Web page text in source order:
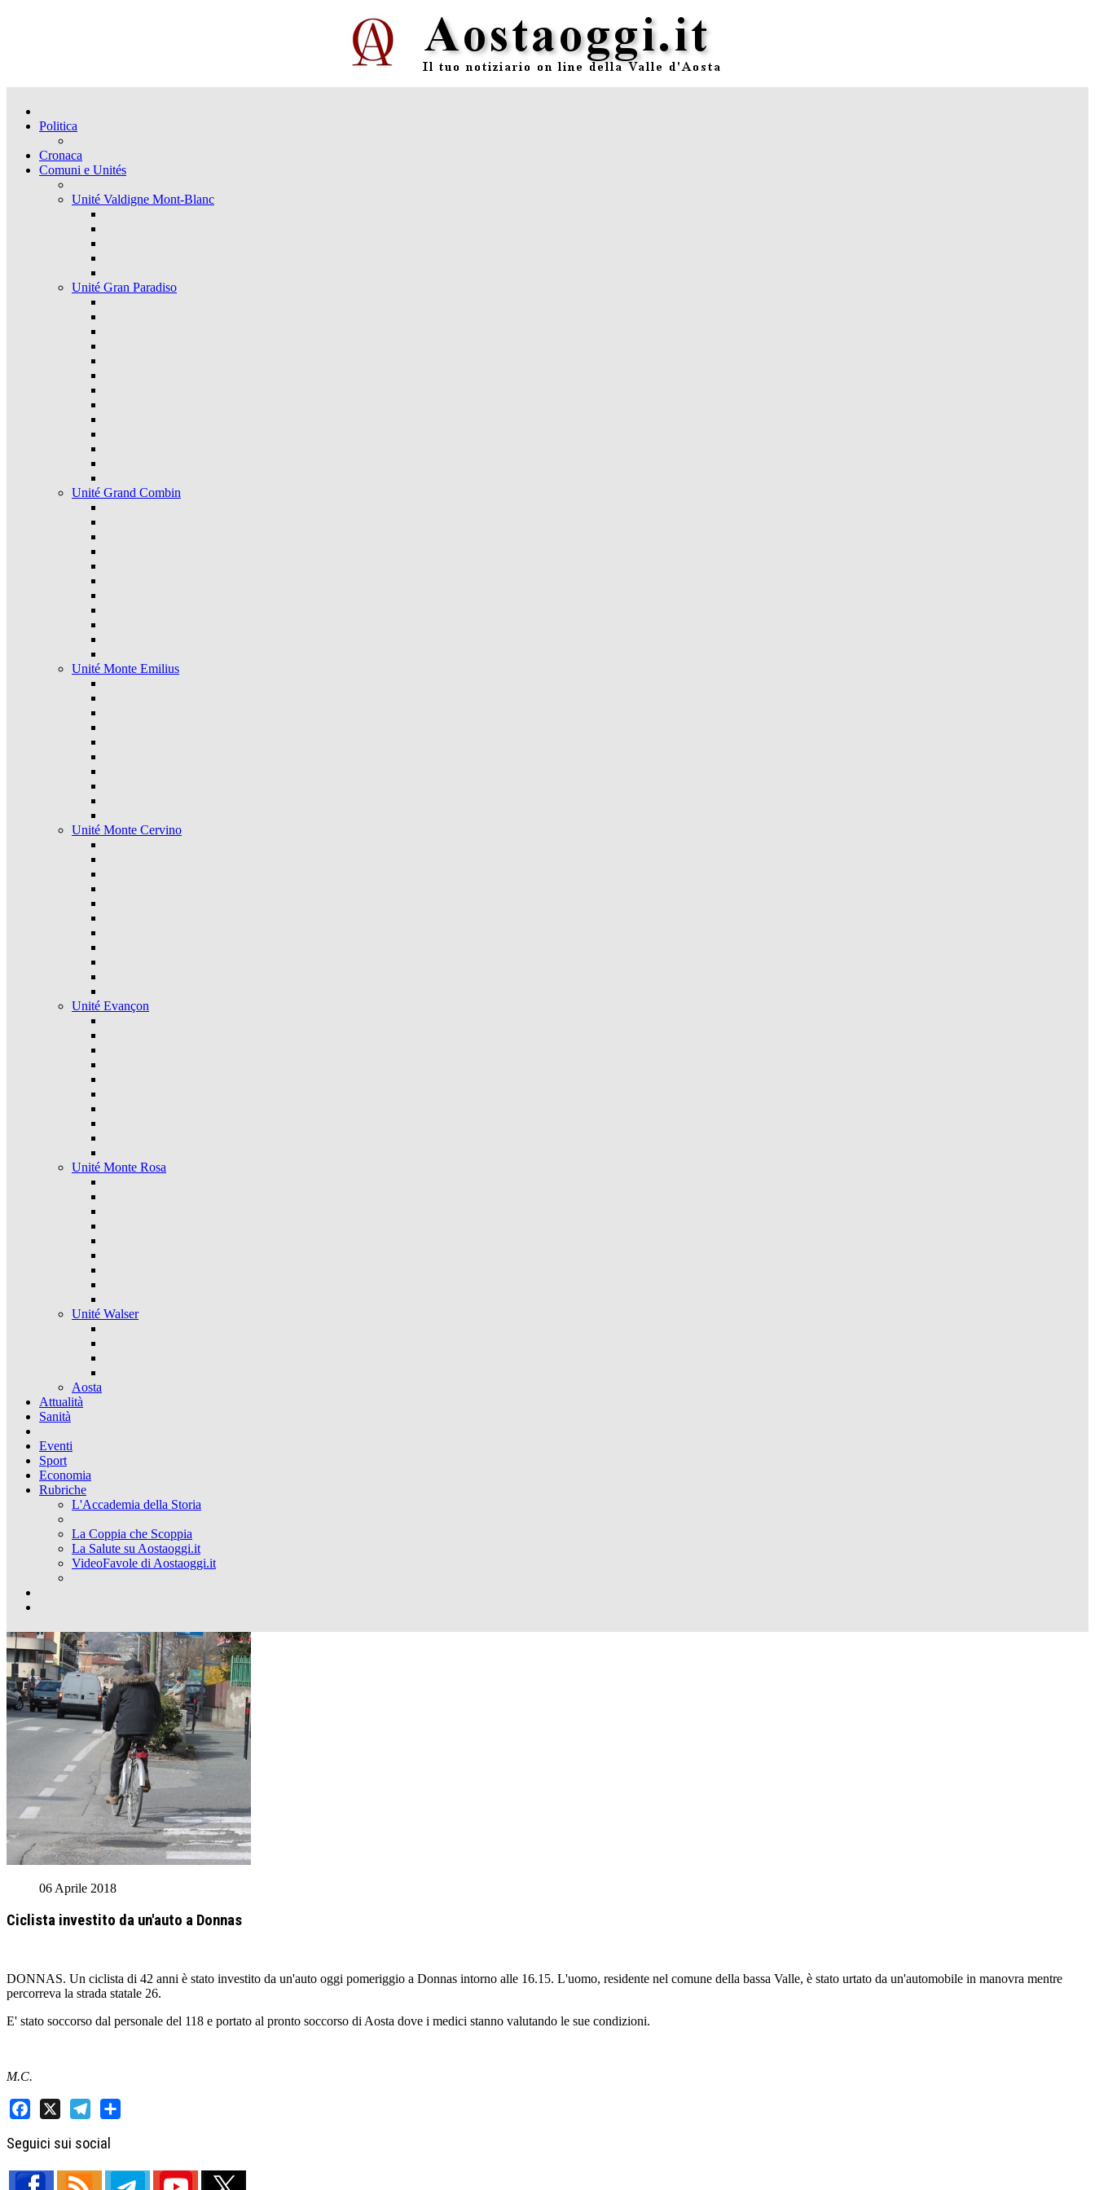
Politica
Cronaca
Comuni e Unités
Unité Valdigne Mont-Blanc
Unité Gran Paradiso
Unité Grand Combin
Unité Monte Emilius
Unité Monte Cervino
Unité Evançon
Unité Monte Rosa
Unité Walser
Aosta
Attualità
Sanità
Eventi
Sport
Economia
Rubriche
L'Accademia della Storia
La Coppia che Scoppia
La Salute su Aostaoggi.it
VideoFavole di Aostaoggi.it
06 Aprile 2018
Ciclista investito da un'auto a Donnas
DONNAS. Un ciclista di 42 anni è stato investito da un'auto oggi pomeriggio a Donnas intorno alle 16.15. L'uomo, residente nel comune della bassa Valle, è stato urtato da un'automobile in manovra mentre
percorreva la strada statale 26.
E' stato soccorso dal personale del 118 e portato al pronto soccorso di Aosta dove i medici stanno valutando le sue condizioni.
M.C.
Seguici sui social